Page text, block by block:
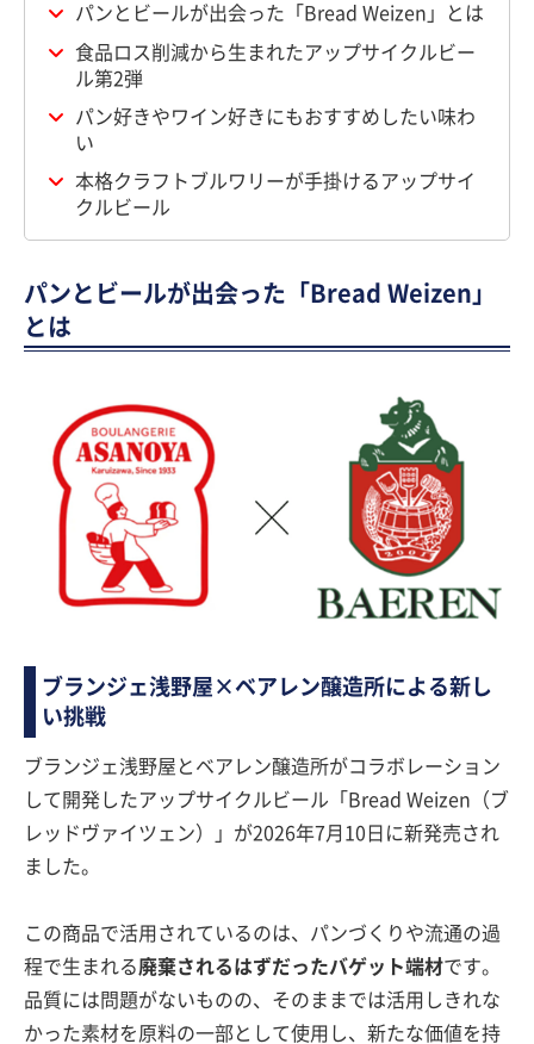
パンとビールが出会った「Bread Weizen」とは
食品ロス削減から生まれたアップサイクルビー
ル第2弾
パン好きやワイン好きにもおすすめしたい味わ
い
本格クラフトブルワリーが手掛けるアップサイ
クルビール
パンとビールが出会った「Bread Weizen」
とは
ブランジェ浅野屋×ベアレン醸造所による新し
い挑戦
ブランジェ浅野屋とベアレン醸造所がコラボレーション
して開発したアップサイクルビール「Bread Weizen（ブ
レッドヴァイツェン）」が2026年7月10日に新発売され
ました。
この商品で活用されているのは、パンづくりや流通の過
程で生まれる廃棄されるはずだったバゲット端材です。
品質には問題がないものの、そのままでは活用しきれな
かった素材を原料の一部として使用し、新たな価値を持